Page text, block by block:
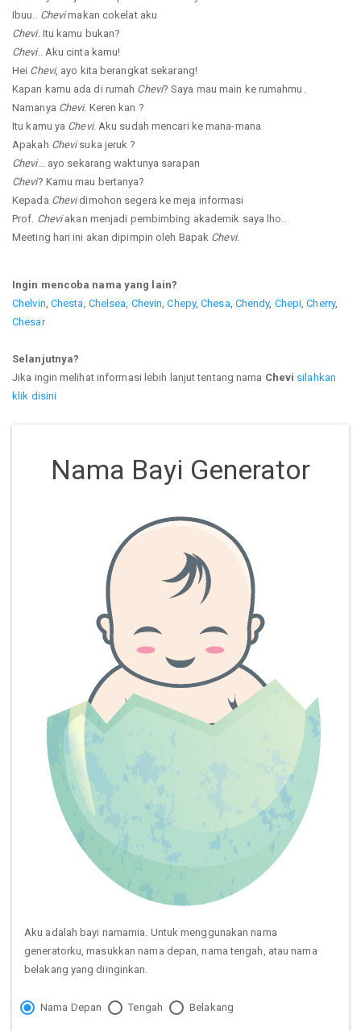
Ibuu.. Chevimakan cokelat aku
Chevi. Itu kamu bukan?
Chevi.. Aku cinta kamu!
Hei Chevi, ayo kita berangkat sekarang!
Kapan kamu ada di rumah Chevi? Saya mau main ke rumahmu.
Namanya Chevi. Keren kan ?
Itu kamu ya Chevi. Aku sudah mencari ke mana-mana
Apakah Chevisuka jeruk ?
Chevi... ayo sekarang waktunya sarapan
Chevi? Kamu mau bertanya?
Kepada Chevidimohon segera ke meja informasi
Prof. Cheviakan menjadi pembimbing akademik saya lho..
Meeting hari ini akan dipimpin oleh Bapak Chevi.
Ingin mencoba nama yang lain?
Chelvin Chesta Chelsea Chevin ,Chepy,Chesa Chendy, Chepi ,Cherry,
Chesar
Selanjutnya?
Jika ingin melihat informasi lebih lanjut tentang nama Chevi silahkan
klik disini
Nama Bayi Generator
Aku adalah bayi namamia. Untuk menggunakan nama
generatorku, masukkan nama depan, nama tengah, atau nama
belakang yang diinginkan.
Nama Depan Tengah Belakang